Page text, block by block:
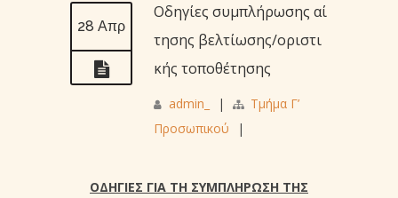
28 Απρ
Οδηγίες συμπλήρωσης αί
τησης βελτίωσης/οριστι
κής τοποθέτησης
admin_ |
Τμήμα Γ’
Προσωπικού
|
ΟΔΗΓΙΕΣ ΓΙΑ ΤΗ ΣΥΜΠΛΗΡΩΣΗ ΤΗΣ